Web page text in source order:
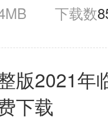
下载数
版2021年
下载